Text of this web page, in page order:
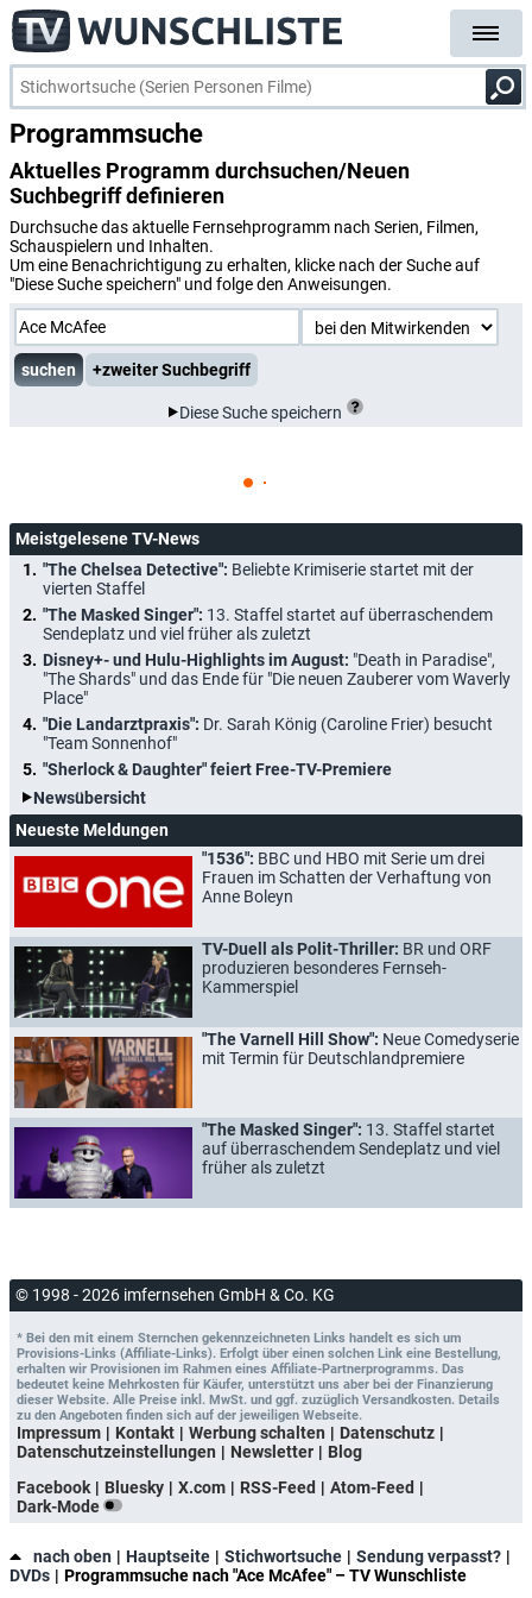
Programmsuche
Aktuelles Programm durchsuchen/Neuen
Suchbegriff definieren
Durchsuche das aktuelle Fernsehprogramm nach Serien, Filmen,
Schauspielern und Inhalten.
Um eine Benachrichtigung zu erhalten, klicke nach der Suche auf
"Diese Suche speichern" und folge den Anweisungen.
+zweiter Suchbegriff
Diese Suche speichern
Meistgelesene TV-News
"The Chelsea Detective": Beliebte Krimiserie startet mit der
vierten Staffel
"The Masked Singer": 13. Staffel startet auf überraschendem
Sendeplatz und viel früher als zuletzt
Disney+- und Hulu-Highlights im August: "Death in Paradise",
"The Shards" und das Ende für "Die neuen Zauberer vom Waverly
Place"
"Die Landarztpraxis": Dr. Sarah König (Caroline Frier) besucht
"Team Sonnenhof"
"Sherlock & Daughter" feiert Free-TV-Premiere
Newsübersicht
Neueste Meldungen
"1536": BBC und HBO mit Serie um drei
Frauen im Schatten der Verhaftung von
Anne Boleyn
TV-Duell als Polit-Thriller: BR und ORF
produzieren besonderes Fernseh-
Kammerspiel
"The Varnell Hill Show": Neue Comedyserie
mit Termin für Deutschlandpremiere
"The Masked Singer": 13. Staffel startet
auf überraschendem Sendeplatz und viel
früher als zuletzt
© 1998 - 2026 imfernsehen GmbH & Co. KG
* Bei den mit einem Sternchen gekennzeichneten Links handelt es sich um
Provisions-Links (Affiliate-Links). Erfolgt über einen solchen Link eine Bestellung,
erhalten wir Provisionen im Rahmen eines Affiliate-Partnerprogramms. Das
bedeutet keine Mehrkosten für Käufer, unterstützt uns aber bei der Finanzierung
dieser Website. Alle Preise inkl. MwSt. und ggf. zuzüglich Versandkosten. Details
zu den Angeboten finden sich auf der jeweiligen Webseite.
Impressum Kontakt Werbung schalten
Datenschutz
Datenschutzeinstellungen
Newsletter
Blog
Facebook
Bluesky X.com RSS-Feed
Atom-Feed
Dark-Mode
nach oben Hauptseite Stichwortsuche
Sendung verpasst?
DVDs
Programmsuche nach "Ace McAfee" – TV Wunschliste